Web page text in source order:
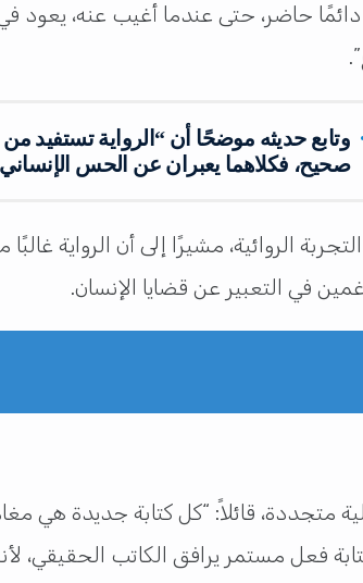
حاضر، حتى عندما أغيب عنه، يعود في
وتابع حديثه موضحًا أن “الرواية تستفيد
صحيح، فكلاهما يعبران عن الحس الإنساني
الروائية، مشيرًا إلى أن
في التعبير عن قضايا الإنسان.
متجددة، قائلاً: “كل كتابة جديدة
فعل مستمر يرافق الكاتب الحقيقي،